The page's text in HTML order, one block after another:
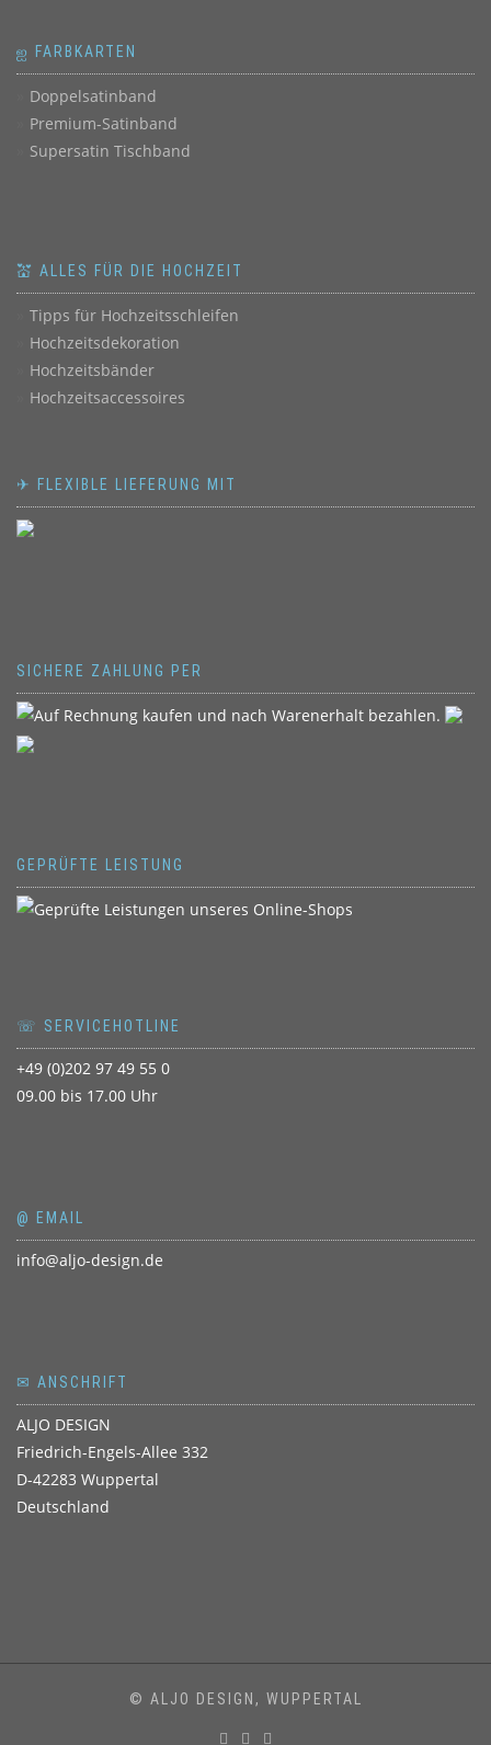
ஐ FARBKARTEN
Doppelsatinband
Premium-Satinband
Supersatin Tischband
💒 ALLES FÜR DIE HOCHZEIT
Tipps für Hochzeitsschleifen
Hochzeitsdekoration
Hochzeitsbänder
Hochzeitsaccessoires
✈ FLEXIBLE LIEFERUNG MIT
SICHERE ZAHLUNG PER
GEPRÜFTE LEISTUNG
☏ SERVICEHOTLINE
+49 (0)202 97 49 55 0
09.00 bis 17.00 Uhr
@ EMAIL
info@aljo-design.de
✉ ANSCHRIFT
ALJO DESIGN
Friedrich-Engels-Allee 332
D-42283 Wuppertal
Deutschland
© ALJO DESIGN, WUPPERTAL